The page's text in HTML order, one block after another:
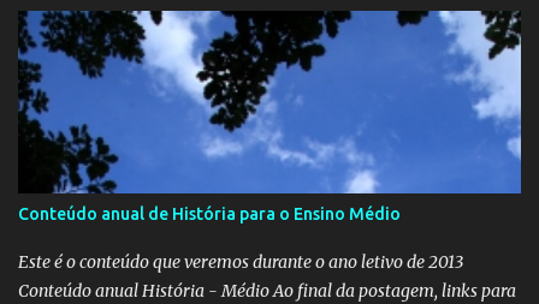
Conteúdo anual de História para o Ensino Médio
Este é o conteúdo que veremos durante o ano letivo de 2013
Conteúdo anual História - Médio Ao final da postagem, links para